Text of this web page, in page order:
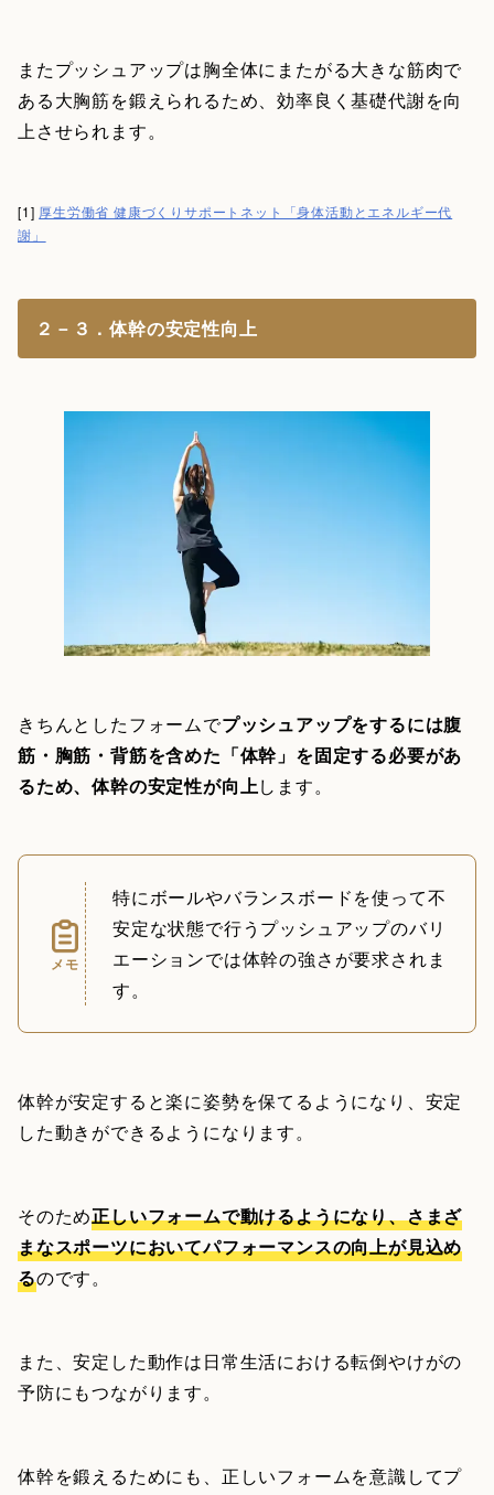
またプッシュアップは胸全体にまたがる大きな筋肉で
ある大胸筋を鍛えられるため、効率良く基礎代謝を向
上させられます。
[1] 厚生労働省 健康づくりサポートネット「身体活動とエネルギー代
謝」
２－３．体幹の安定性向上
きちんとしたフォームでプッシュアップをするには腹
筋・胸筋・背筋を含めた「体幹」を固定する必要があ
るため、体幹の安定性が向上します。
メモ
特にボールやバランスボードを使って不
安定な状態で行うプッシュアップのバリ
エーションでは体幹の強さが要求されま
す。
体幹が安定すると楽に姿勢を保てるようになり、安定
した動きができるようになります。
そのため正しいフォームで動けるようになり、さまざ
まなスポーツにおいてパフォーマンスの向上が見込め
るのです。
また、安定した動作は日常生活における転倒やけがの
予防にもつながります。
体幹を鍛えるためにも、正しいフォームを意識してプ